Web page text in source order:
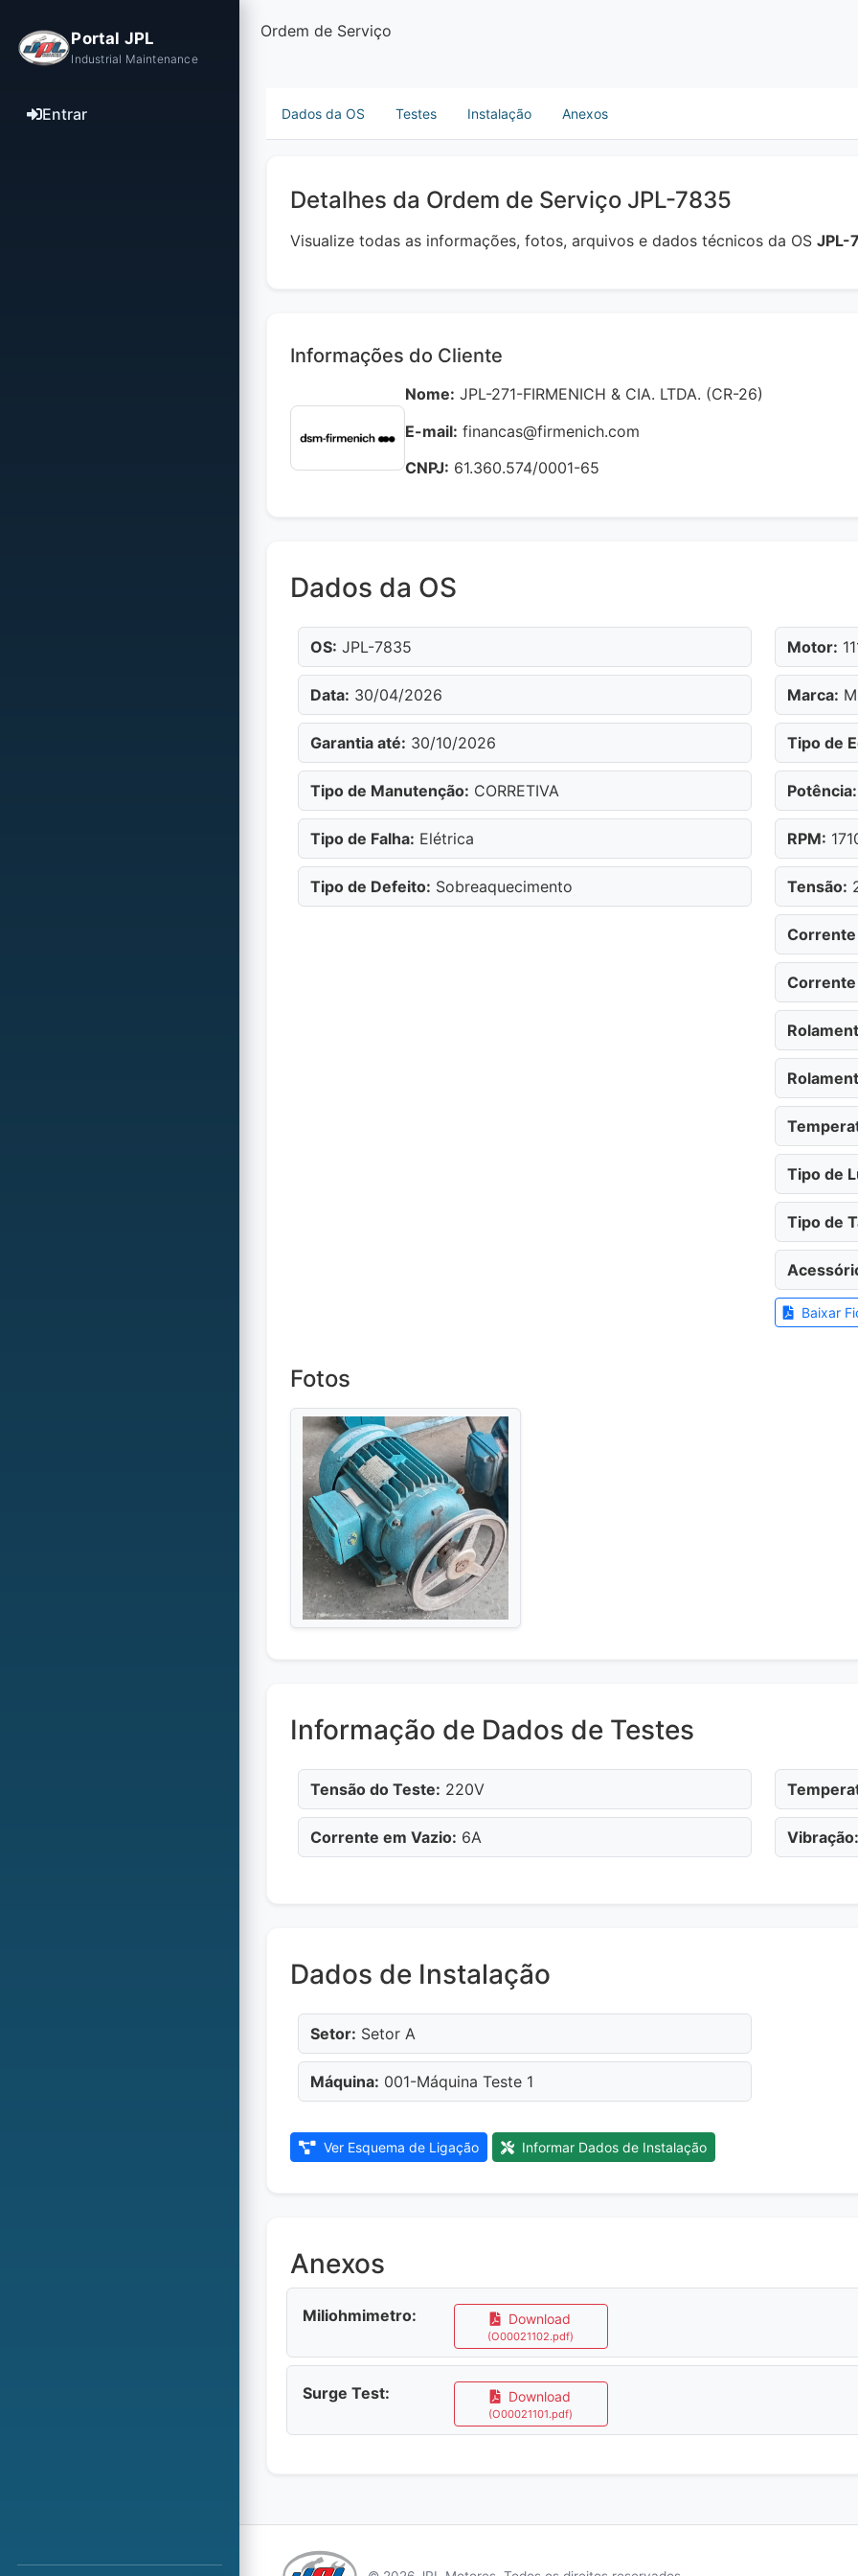
Portal JPL
Industrial Maintenance
Entrar
Ordem de Serviço
Dados da OS Testes Instalação Anexos
Detalhes da Ordem de Serviço JPL-7835
Visualize todas as informações, fotos, arquivos e dados técnicos da OS JPL-
Informações do Cliente
Nome: JPL-271-FIRMENICH & CIA. LTDA. (CR-26)
E-mail: financas@firmenich.com
CNPJ: 61.360.574/0001-65
Dados da OS
OS: JPL-7835
Data: 30/04/2026
Garantia até: 30/10/2026
Tipo de Manutenção: CORRETIVA
Tipo de Falha: Elétrica
Tipo de Defeito: Sobreaquecimento
Motor:
Marca:
Tipo de
Potência:
RPM:
Tensão:
Corrente
Corrente
Tipo de
Tipo de
Baixar
Fotos
Informação de Dados de Testes
Tensão do Teste: 220V
Corrente em Vazio: 6A Vibração:
Dados de Instalação
Setor: Setor A
Máquina: 001-Máquina Teste 1
Ver Esquema de Ligação Informar Dados de Instalação
Anexos
Miliohmimetro: Download
(O00021102.pdf)
Surge Test: Download
(O00021101.pdf)